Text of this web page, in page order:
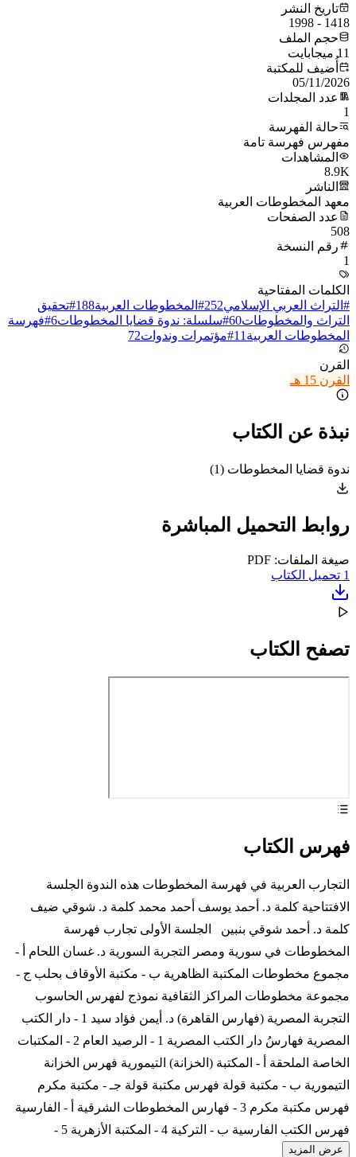
تاريخ النشر
1418 - 1998
حجم الملف
11 ميجابايت
أُضيف للمكتبة
05/11/2026
عدد المجلدات
1
حالة الفهرسة
مفهرس فهرسة تامة
المشاهدات
8.9K
الناشر
معهد المخطوطات العربية
عدد الصفحات
508
رقم النسخة
1
الكلمات المفتاحية
# التراث العربي الإسلامي252
# المخطوطات العربية188
#تحقيق
التراث والمخطوطات60
#سلسلة: ندوة قضايا المخطوطات6
#فهرسة
المخطوطات العربية 11
#مؤتمرات وندوات72
القرن
القرن 15 هـ
نبذة عن الكتاب
ندوة قضايا المخطوطات (1)
روابط التحميل المباشرة
صيغة الملفات: PDF
1 تحميل الكتاب
تصفح الكتاب
فهرس الكتاب
التجارب العربية في فهرسة المخطوطات هذه الندوة الجلسة
الافتتاحية كلمة د. أحمد يوسف أحمد محمد كلمة د. شوقي ضيف
كلمة د. أحمد شوقي بنبين الجلسة الأولى تجارب فهرسة
المخطوطات في سورية ومصر التجربة السورية د. غسان اللحام أ -
مجموع مخطوطات المكتبة الظاهرية ب - مكتبة الأوقاف بحلب ج -
مجموعة مخطوطات المراكز الثقافية نموذج لفهرس الحاسوب
التجربة المصرية (فهارس القاهرة) د. أيمن فؤاد سيد 1 - دار الكتب
المصرية فهارسُ دار الكتب المصرية 1 - الرصيد العام 2 - المكتبات
الخاصة الملحقة أ - المكتبة (الخزانة) التيمورية فهرس الخزانة
التيمورية ب - مكتبة قولة فهرس مكتبة قولة جـ - مكتبة مكرم
فهرس مكتبة مكرم 3 - فهارس المخطوطات الشرقية أ - الفارسية
فهرس الكتب الفارسية ب - التركية 4 - المكتبة الأزهرية 5 -
عرض المزيد